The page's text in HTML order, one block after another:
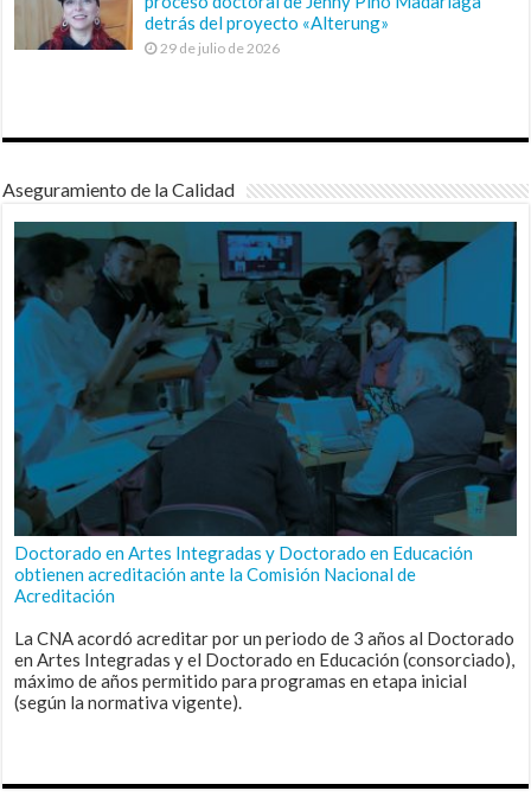
detrás del proyecto «Alterung»
29 de julio de 2026
Aseguramiento de la Calidad
Doctorado en Artes Integradas y Doctorado en Educación
obtienen acreditación ante la Comisión Nacional de
Acreditación
La CNA acordó acreditar por un periodo de 3 años al Doctorado
en Artes Integradas y el Doctorado en Educación (consorciado),
máximo de años permitido para programas en etapa inicial
(según la normativa vigente).